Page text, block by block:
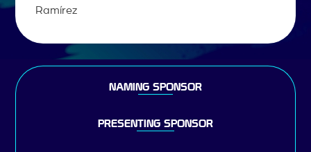
Ramírez
NAMING SPONSOR
PRESENTING SPONSOR